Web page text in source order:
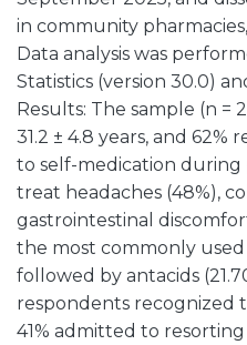
in community
Data analysis was
Statistics (version 30.0)
Results: The sample (n =
31.2 ± 4.8 years, and
to self-medication during
treat headaches (48%),
gastrointestinal
the most commonly used
followed by antacids
respondents recognized
41% admitted to